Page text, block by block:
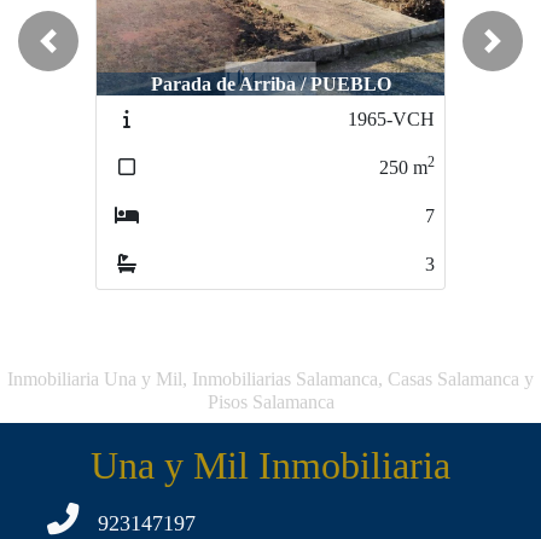
Parada de Arriba / PUEBLO
Villares de la Reina / PUEBLO
3249-VP
102
Previous Next
Inmobiliaria Una y Mil, Inmobiliarias Salamanca, Casas Salamanca y
Pisos Salamanca
Una y Mil Inmobiliaria
923147197